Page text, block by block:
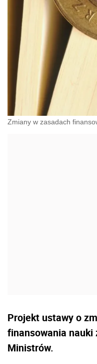
Zmiany w zasadach
Projekt ustawy o
finansowania nauki
Ministrów.